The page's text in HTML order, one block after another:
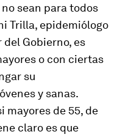
sean para todos
Trilla, epidemiólogo
Gobierno, es
o con ciertas
su
y sanas.
mayores de 55, de
claro es que